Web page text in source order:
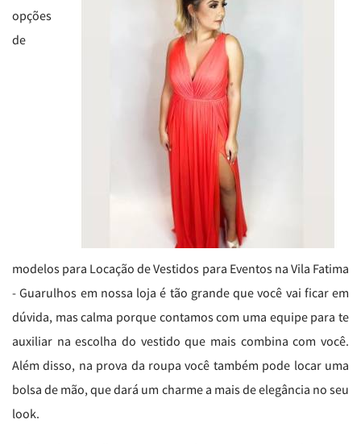
opções
de
modelos para Locação de Vestidos para Eventos na Vila Fatima
- Guarulhos em nossa loja é tão grande que você vai ficar em
dúvida, mas calma porque contamos com uma equipe para te
auxiliar na escolha do vestido que mais combina com você.
Além disso, na prova da roupa você também pode locar uma
bolsa de mão, que dará um charme a mais de elegância no seu
look.